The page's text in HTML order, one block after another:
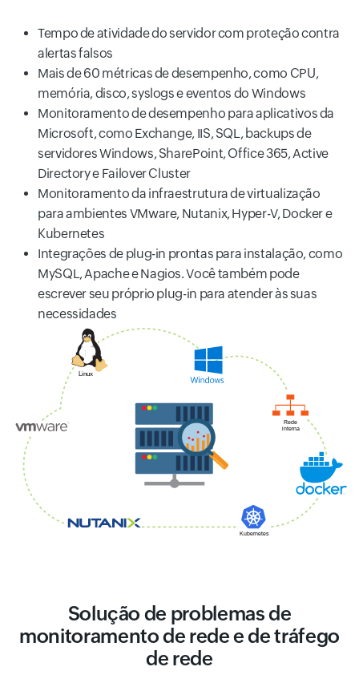
Tempo de atividade do servidor com proteção contra
alertas falsos
Mais de 60 métricas de desempenho, como CPU,
memória, disco, syslogs e eventos do Windows
Monitoramento de desempenho para aplicativos da
Microsoft, como Exchange, IIS, SQL, backups de
servidores Windows, SharePoint, Office 365, Active
Directory e Failover Cluster
Monitoramento da infraestrutura de virtualização
para ambientes VMware, Nutanix, Hyper-V, Docker e
Kubernetes
Integrações de plug-in prontas para instalação, como
MySQL, Apache e Nagios. Você também pode
escrever seu próprio plug-in para atender às suas
necessidades
Solução de problemas de
monitoramento de rede e de tráfego
de rede